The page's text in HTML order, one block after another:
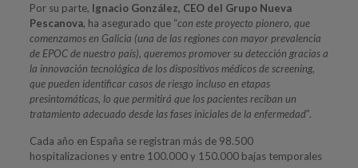
Por su parte, Ignacio González, CEO del Grupo Nueva
Pescanova, ha asegurado que “con esteproyecto pionero, que
comenzamos en Galicia (una de las regiones con mayor prevalencia
de EPOC de nuestro país), queremos promover su detección gracias a
la innovación tecnológica de los dispositivos médicos de screening,
que pueden identificar casos de riesgo incluso en etapas
presintomáticas, lo que permitirá que los pacientes reciban un
tratamiento adecuado desde las fases iniciales de la enfermedad”.
Cada año en España se registran más de 98.500
hospitalizaciones y entre 100.000 y 150.000 bajas temporales